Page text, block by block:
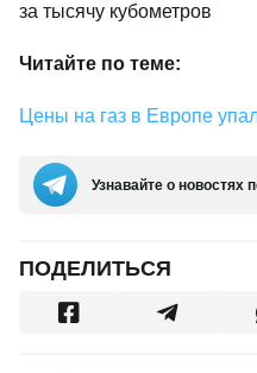
за тысячу кубометров
Читайте по теме:
Цены на газ в Европе
Узнавайте о новостях
ПОДЕЛИТЬСЯ